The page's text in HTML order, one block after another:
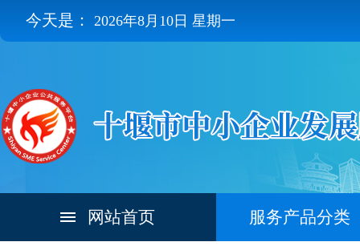
今天是： 2026年8月10日 星期一
网站首页 服务产品分类